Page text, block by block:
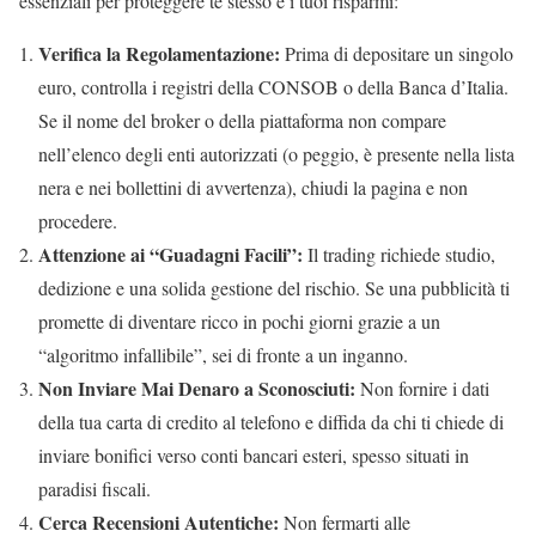
Verifica la Regolamentazione: Prima di depositare un singolo
euro, controlla i registri della CONSOB o della Banca d’Italia.
Se il nome del broker o della piattaforma non compare
nell’elenco degli enti autorizzati (o peggio, è presente nella lista
nera e nei bollettini di avvertenza), chiudi la pagina e non
procedere.
Attenzione ai “Guadagni Facili”: Il trading richiede studio,
dedizione e una solida gestione del rischio. Se una pubblicità ti
promette di diventare ricco in pochi giorni grazie a un
“algoritmo infallibile”, sei di fronte a un inganno.
Non Inviare Mai Denaro a Sconosciuti: Non fornire i dati
della tua carta di credito al telefono e diffida da chi ti chiede di
inviare bonifici verso conti bancari esteri, spesso situati in
paradisi fiscali.
Cerca Recensioni Autentiche: Non fermarti alle